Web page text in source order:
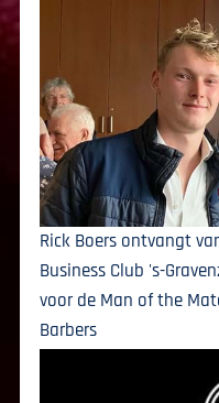
Rick Boers ontvangt
Business Club 's-
voor de Man of the
Barbers